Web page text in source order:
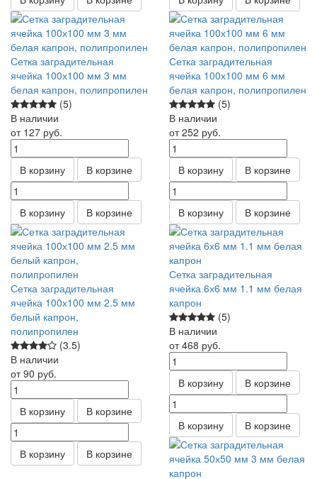
Сетка заградительная
ячейка 100х100 мм 3 мм
белая капрон, полипропилен
(5)
В наличии
от 127 руб.
В корзину В корзине
В корзину В корзине
Сетка заградительная
ячейка 100х100 мм 6 мм
белая капрон, полипропилен
(5)
В наличии
от 252 руб.
В корзину В корзине
В корзину В корзине
Сетка заградительная
ячейка 100х100 мм 2.5 мм
белый капрон,
полипропилен
(3.5)
В наличии
от 90 руб.
В корзину В корзине
В корзину В корзине
Сетка заградительная
ячейка 6х6 мм 1.1 мм белая
капрон
(5)
В наличии
от 468 руб.
В корзину В корзине
В корзину В корзине